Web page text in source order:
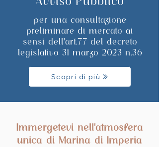
per una consultazione
preliminare di mercato ai
sensi dell'art.77 del decreto
legislativo 31 marzo 2023 n.36
Scopri di più
Immergetevi nell'atmosfera
unica di Marina di Imperia